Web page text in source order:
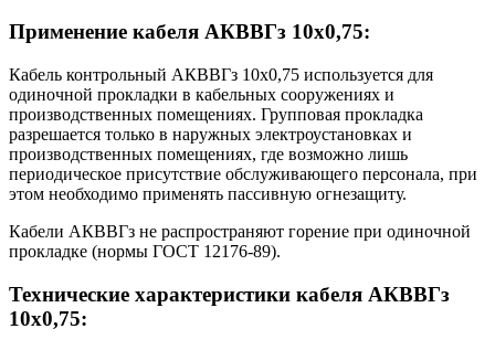
Применение кабеля AКВВГз 10х0,75:
Кабель контрольный AКВВГз 10х0,75 используется для
одиночной прокладки в кабельных сооружениях и
производственных помещениях. Групповая прокладка
разрешается только в наружных электроустановках и
производственных помещениях, где возможно лишь
периодическое присутствие обслуживающего персонала, при
этом необходимо применять пассивную огнезащиту.
Кабели АКВВГз не распространяют горение при одиночной
прокладке (нормы ГОСТ 12176-89).
Технические характеристики кабеля AКВВГз
10х0,75: